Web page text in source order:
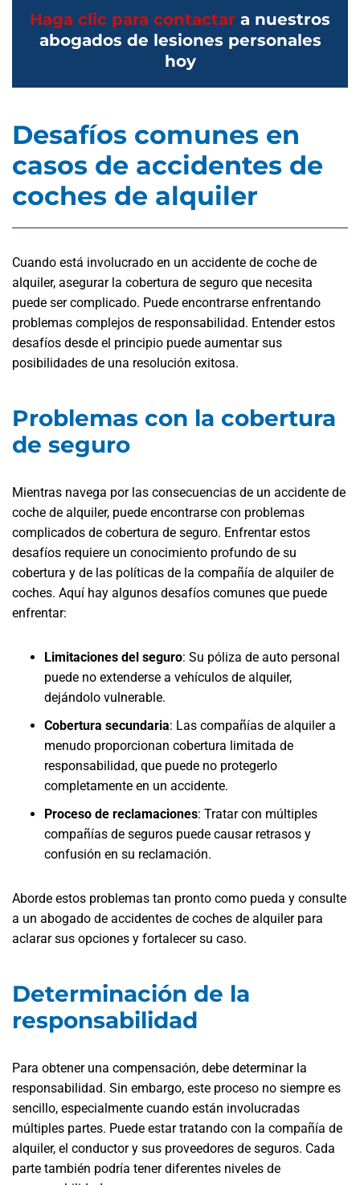
Haga clic para contactar a nuestros
abogados de lesiones personales
hoy
Desafíos comunes en
casos de accidentes de
coches de alquiler
Cuando está involucrado en un accidente de coche de
alquiler, asegurar la cobertura de seguro que necesita
puede ser complicado. Puede encontrarse enfrentando
problemas complejos de responsabilidad. Entender estos
desafíos desde el principio puede aumentar sus
posibilidades de una resolución exitosa.
Problemas con la cobertura
de seguro
Mientras navega por las consecuencias de un accidente de
coche de alquiler, puede encontrarse con problemas
complicados de cobertura de seguro. Enfrentar estos
desafíos requiere un conocimiento profundo de su
cobertura y de las políticas de la compañía de alquiler de
coches. Aquí hay algunos desafíos comunes que puede
enfrentar:
Limitaciones del seguro: Su póliza de auto personal
puede no extenderse a vehículos de alquiler,
dejándolo vulnerable.
Cobertura secundaria: Las compañías de alquiler a
menudo proporcionan cobertura limitada de
responsabilidad, que puede no protegerlo
completamente en un accidente.
Proceso de reclamaciones: Tratar con múltiples
compañías de seguros puede causar retrasos y
confusión en su reclamación.
Aborde estos problemas tan pronto como pueda y consulte
a un abogado de accidentes de coches de alquiler para
aclarar sus opciones y fortalecer su caso.
Determinación de la
responsabilidad
Para obtener una compensación, debe determinar la
responsabilidad. Sin embargo, este proceso no siempre es
sencillo, especialmente cuando están involucradas
múltiples partes. Puede estar tratando con la compañía de
alquiler, el conductor y sus proveedores de seguros. Cada
parte también podría tener diferentes niveles de